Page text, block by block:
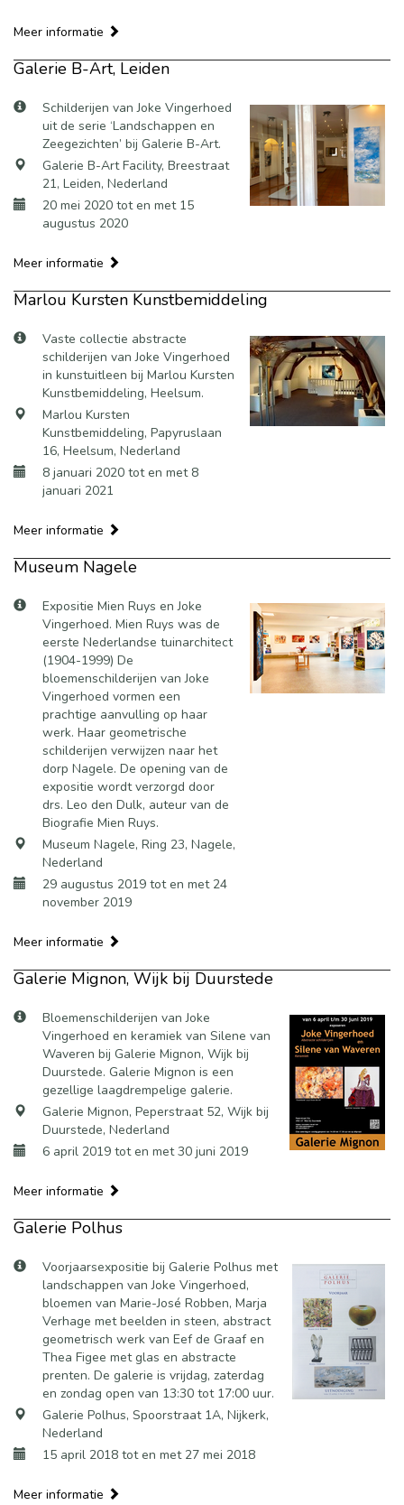
Meer informatie
Galerie B-Art, Leiden
Schilderijen van Joke Vingerhoed
uit de serie ‘Landschappen en
Zeegezichten’ bij Galerie B-Art.
Galerie B-Art Facility, Breestraat
21, Leiden, Nederland
20 mei 2020 tot en met 15
augustus 2020
Meer informatie
Marlou Kursten Kunstbemiddeling
Vaste collectie abstracte
schilderijen van Joke Vingerhoed
in kunstuitleen bij Marlou Kursten
Kunstbemiddeling, Heelsum.
Marlou Kursten
Kunstbemiddeling, Papyruslaan
16, Heelsum, Nederland
8 januari 2020 tot en met 8
januari 2021
Meer informatie
Museum Nagele
Expositie Mien Ruys en Joke
Vingerhoed. Mien Ruys was de
eerste Nederlandse tuinarchitect
(1904-1999) De
bloemenschilderijen van Joke
Vingerhoed vormen een
prachtige aanvulling op haar
werk. Haar geometrische
schilderijen verwijzen naar het
dorp Nagele. De opening van de
expositie wordt verzorgd door
drs. Leo den Dulk, auteur van de
Biografie Mien Ruys.
Museum Nagele, Ring 23, Nagele,
Nederland
29 augustus 2019 tot en met 24
november 2019
Meer informatie
Galerie Mignon, Wijk bij Duurstede
Bloemenschilderijen van Joke
Vingerhoed en keramiek van Silene van
Waveren bij Galerie Mignon, Wijk bij
Duurstede. Galerie Mignon is een
gezellige laagdrempelige galerie.
Galerie Mignon, Peperstraat 52, Wijk bij
Duurstede, Nederland
6 april 2019 tot en met 30 juni 2019
Meer informatie
Galerie Polhus
Voorjaarsexpositie bij Galerie Polhus met
landschappen van Joke Vingerhoed,
bloemen van Marie-José Robben, Marja
Verhage met beelden in steen, abstract
geometrisch werk van Eef de Graaf en
Thea Figee met glas en abstracte
prenten. De galerie is vrijdag, zaterdag
en zondag open van 13:30 tot 17:00 uur.
Galerie Polhus, Spoorstraat 1A, Nijkerk,
Nederland
15 april 2018 tot en met 27 mei 2018
Meer informatie